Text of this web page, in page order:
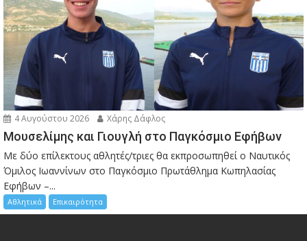
4 Αυγούστου 2026 Χάρης Δάφλος
Μουσελίμης και Γιουγλή στο Παγκόσμιο Εφήβων
Mε δύο επίλεκτους αθλητές/τριες θα εκπροσωπηθεί ο Ναυτικός
Όμιλος Ιωαννίνων στο Παγκόσμιο Πρωτάθλημα Κωπηλασίας
Εφήβων –...
Αθλητικά Επικαιρότητα